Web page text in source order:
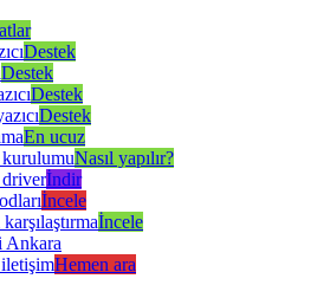
Destek
Destek
Destek
Destek
En ucuz
kurulumuNasıl yapılır?
driverİndir
İncele
İncele
Ankara
Hemen ara